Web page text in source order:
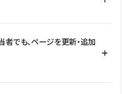
イン、CMS設計、URL・リダイレク
ステムとの連携など、個別の要件が
ださい。
の期間、CMS利用数の上限、権限
異なります。詳しくは料金プランペ
でも、ページを更新・追加